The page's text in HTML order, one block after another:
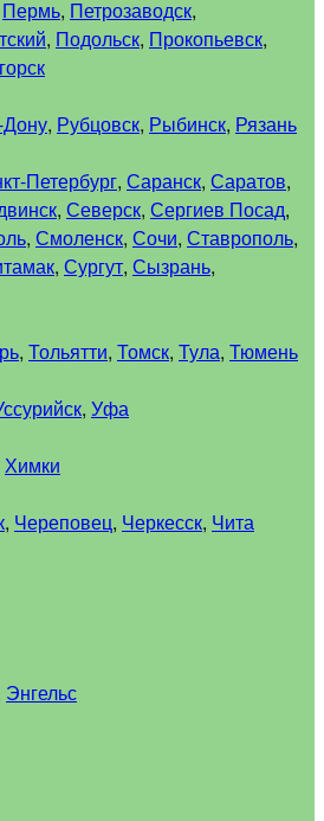
Пермь, Петрозаводск,
, Подольск, Прокопьевск,
Дону, Рубцовск, Рыбинск, Рязань
Петербург, Саранск, Саратов,
, Северск, Сергиев Посад,
, Смоленск, Сочи, Ставрополь,
, Сургут, Сызрань,
, Тольятти, Томск, Тула, Тюмень
, Уфа
Химки
, Череповец, Черкесск, Чита
Энгельс